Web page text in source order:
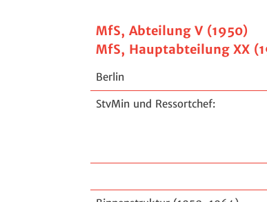
MfS, Abteilung V (1950)
MfS, Hauptabteilung XX
Berlin
StvMin und Ressortchef: